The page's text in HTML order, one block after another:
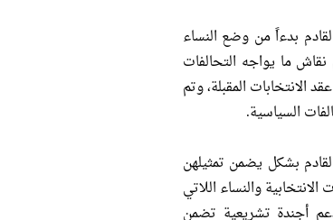
بدءاً من وضع النساء
نقاش ما يواجه التحالفات
الانتخابات المقبلة، وتم
السياسية.
بشكل يضمن تمثيلهن
والنساء اللاتي
أجندة تشريعية تضمن